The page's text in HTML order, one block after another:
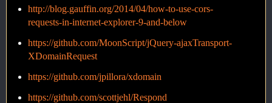
http://blog.gauffin.org/2014/04/how-to-use-cors-
requests-in-internet-explorer-9-and-below
https://github.com/MoonScript/jQuery-ajaxTransport-
XDomainRequest
https://github.com/jpillora/xdomain
https://github.com/scottjehl/Respond